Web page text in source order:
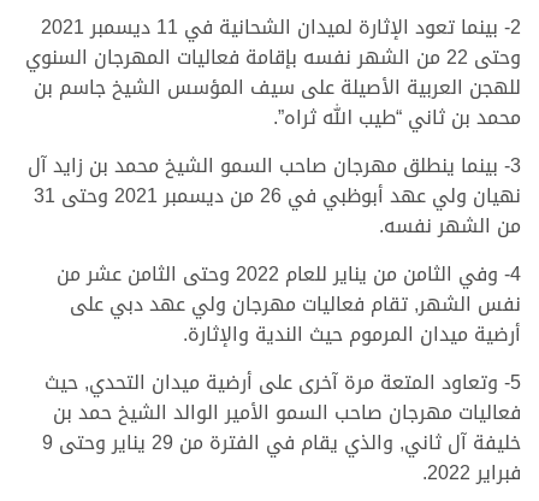
2- بينما تعود الإثارة لميدان الشحانية في 11 ديسمبر 2021
وحتى 22 من الشهر نفسه بإقامة فعاليات المهرجان السنوي
للهجن العربية الأصيلة على سيف المؤسس الشيخ جاسم بن
محمد بن ثاني “طيب الله ثراه”.
3- بينما ينطلق مهرجان صاحب السمو الشيخ محمد بن زايد آل
نهيان ولي عهد أبوظبي في 26 من ديسمبر 2021 وحتى 31
من الشهر نفسه.
4- وفي الثامن من يناير للعام 2022 وحتى الثامن عشر من
نفس الشهر, تقام فعاليات مهرجان ولي عهد دبي على
أرضية ميدان المرموم حيث الندية والإثارة.
5- وتعاود المتعة مرة آخرى على أرضية ميدان التحدي, حيث
فعاليات مهرجان صاحب السمو الأمير الوالد الشيخ حمد بن
خليفة آل ثاني, والذي يقام في الفترة من 29 يناير وحتى 9
فبراير 2022.